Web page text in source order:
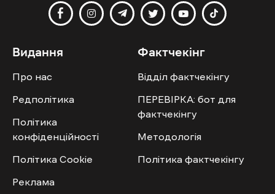
Видання
Про нас
Редполітика
Політика
конфіденційності
Політика Cookie
Реклама
Фактчекінг
Відділ фактчекінгу
ПЕРЕВІРКА: бот для
фактчекінгу
Методологія
Політика фактчекінгу